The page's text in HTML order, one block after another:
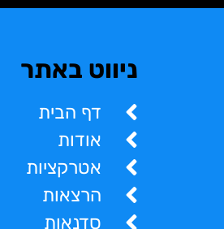
ניווט באתר
דף הבית
אודות
אטרקציות
הרצאות
סדנאות